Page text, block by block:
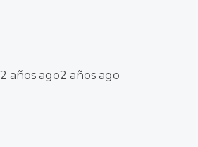
2 años ago2 años ago